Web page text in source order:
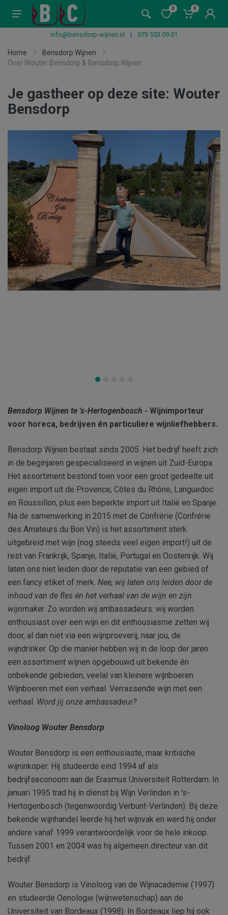
0 0
info@bensdorp-wijnen.nl | 073 553 09 01
Home
Bensdorp Wijnen
Over Wouter Bensdorp & Bensdorp Wijnen
Je gastheer op deze site: Wouter
Bensdorp
Bensdorp Wijnen te 's-Hertogenbosch - Wijnimporteur
voor horeca, bedrijven én particuliere wijnliefhebbers.
Bensdorp Wijnen bestaat sinds 2005. Het bedrijf heeft zich
in de beginjaren gespecialiseerd in wijnen uit Zuid-Europa.
Het assortiment bestond toen voor een groot gedeelte uit
eigen import uit de Provence, Côtes du Rhône, Languedoc
en Roussillon, plus een beperkte import uit Italië en Spanje.
Na de samenwerking in 2015 met de Confrérie (Confrérie
des Amateurs du Bon Vin) is het assortiment sterk
uitgebreid met wijn (nog steeds veel eigen import!) uit de
rest van Frankrijk, Spanje, Italië, Portugal en Oostenrijk. Wij
laten ons niet leiden door de reputatie van een gebied of
een fancy etiket of merk. Nee, wij laten ons leiden door de
inhoud van de fles én het verhaal van de wijn en zijn
wijnmaker. Zo worden wij ambassadeurs: wij worden
enthousiast over een wijn en dit enthousiasme zetten wij
door, al dan niet via een wijnproeverij, naar jou, de
wijndrinker. Op die manier hebben wij in de loop der jaren
een assortiment wijnen opgebouwd uit bekende én
onbekende gebieden, veelal van kleinere wijnboeren.
Wijnboeren met een verhaal. Verrassende wijn met een
verhaal. Word jij onze ambassadeur?
Vinoloog Wouter Bensdorp
Wouter Bensdorp is een enthousiaste, maar kritische
wijninkoper. Hij studeerde eind 1994 af als
bedrijfseconoom aan de Erasmus Universiteit Rotterdam. In
januari 1995 trad hij in dienst bij Wijn Verlinden in 's-
Hertogenbosch (tegenwoordig Verbunt-Verlinden). Bij deze
bekende wijnhandel leerde hij het wijnvak en werd hij onder
andere vanaf 1999 verantwoordelijk voor de hele inkoop.
Tussen 2001 en 2004 was hij algemeen directeur van dit
bedrijf.
Wouter Bensdorp is Vinoloog van de Wijnacademie (1997)
en studeerde Oenologie (wijnwetenschap) aan de
Universiteit van Bordeaux (1998). In Bordeaux liep hij ook